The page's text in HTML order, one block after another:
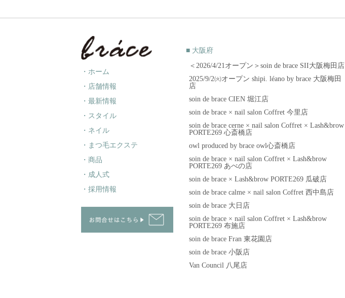
・ホーム
・店舗情報
・最新情報
・スタイル
・ネイル
・まつ毛エクステ
・商品
・成人式
・採用情報
■ 大阪府
＜2026/4/21オープン＞soin de brace SII大阪梅田店
2025/9/2㈫オープン shipi. léano by brace 大阪梅田
店
soin de brace CIEN 堀江店
soin de brace × nail salon Coffret 今里店
soin de brace cerne × nail salon Coffret × Lash&brow
PORTE269 心斎橋店
owl produced by brace owl心斎橋店
soin de brace × nail salon Coffret × Lash&brow
PORTE269 あべの店
soin de brace × Lash&brow PORTE269 瓜破店
soin de brace calme × nail salon Coffret 西中島店
soin de brace 大日店
soin de brace × nail salon Coffret × Lash&brow
PORTE269 布施店
soin de brace Fran 東花園店
soin de brace 小阪店
Van Council 八尾店